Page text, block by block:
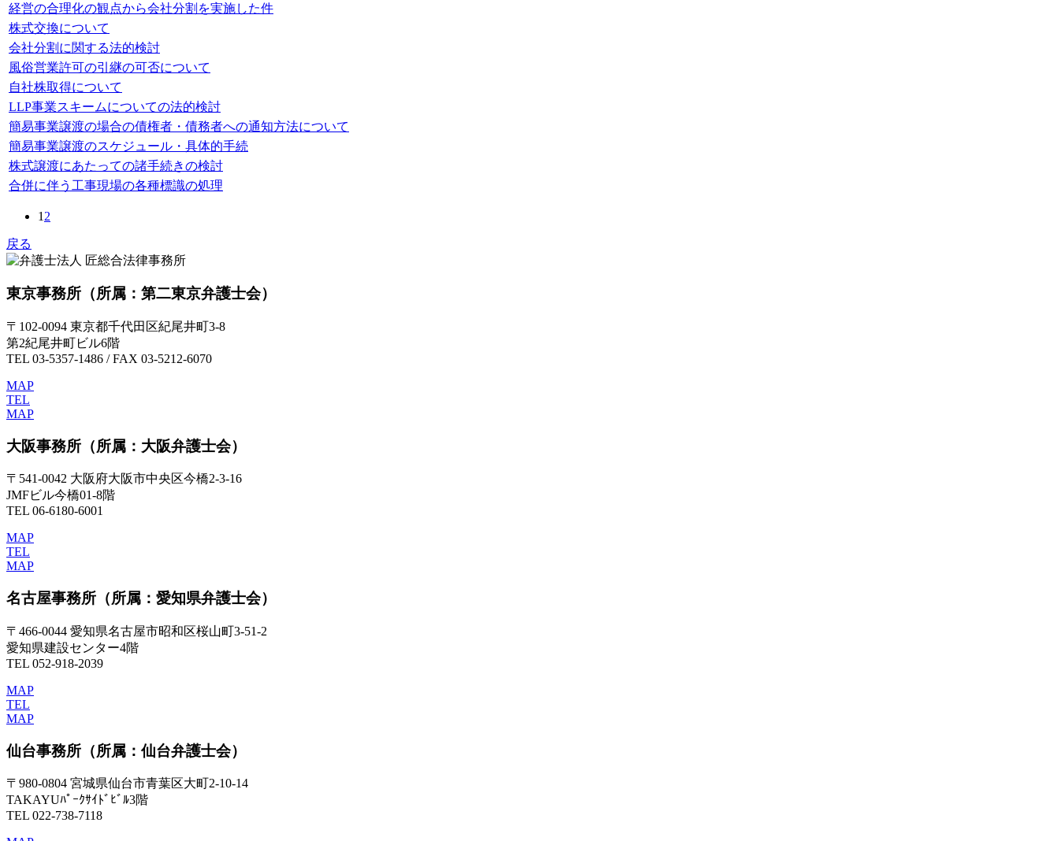
経営の合理化の観点から会社分割を実施した件
株式交換について
会社分割に関する法的検討
風俗営業許可の引継の可否について
自社株取得について
LLP事業スキームについての法的検討
簡易事業譲渡の場合の債権者・債務者への通知方法について
簡易事業譲渡のスケジュール・具体的手続
株式譲渡にあたっての諸手続きの検討
合併に伴う工事現場の各種標識の処理
1 2
戻る
東京事務所 （所属：第二東京弁護士会）
〒102-0094 東京都千代田区紀尾井町3-8
第2紀尾井町ビル6階
TEL 03-5357-1486 / FAX 03-5212-6070
MAP
TEL
MAP
大阪事務所 （所属：大阪弁護士会）
〒541-0042 大阪府大阪市中央区今橋2-3-16
JMFビル今橋01-8階
TEL 06-6180-6001
MAP
TEL
MAP
名古屋事務所 （所属：愛知県弁護士会）
〒466-0044 愛知県名古屋市昭和区桜山町3-51-2
愛知県建設センター4階
TEL 052-918-2039
MAP
TEL
MAP
仙台事務所 （所属：仙台弁護士会）
〒980-0804 宮城県仙台市青葉区大町2-10-14
TAKAYUﾊﾟｰｸｻｲﾄﾞﾋﾞﾙ3階
TEL 022-738-7118